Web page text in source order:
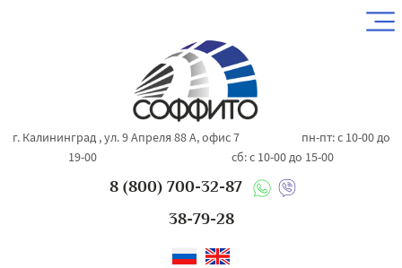
г. Калининград , ул. 9 Апреля 88 А, офис 7 пн-пт: с 10-00 до
19-00 сб: с 10-00 до 15-00
8 (800) 700-32-87
38-79-28